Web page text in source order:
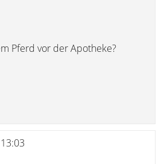
Pferd vor der Apotheke?